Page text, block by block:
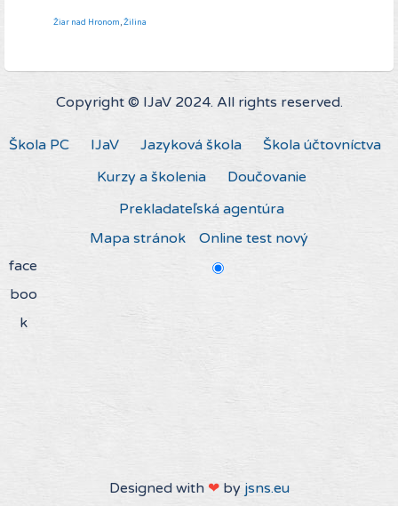
Žiar nad Hronom,Žilina
Copyright © IJaV 2024. All rights reserved.
Škola PC IJaV Jazyková škola
Škola účtovníctva
Kurzy a školenia
Doučovanie
Prekladateľská agentúra
Mapa stránok
Online test nový
face
boo
k
Designed with ❤by jsns.eu